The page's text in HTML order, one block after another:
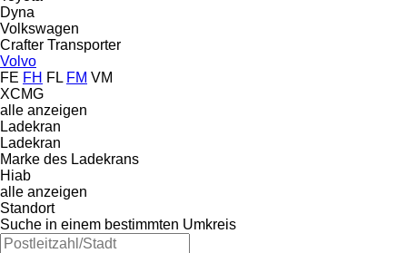
Dyna
Volkswagen
Crafter Transporter
Volvo
FE FH FL FM VM
XCMG
alle anzeigen
Ladekran
Ladekran
Marke des Ladekrans
Hiab
alle anzeigen
Standort
Suche in einem bestimmten Umkreis